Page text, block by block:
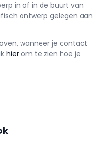
in of in de buurt van
ontwerp gelegen aan
wanneer je contact
hier om te zien hoe je